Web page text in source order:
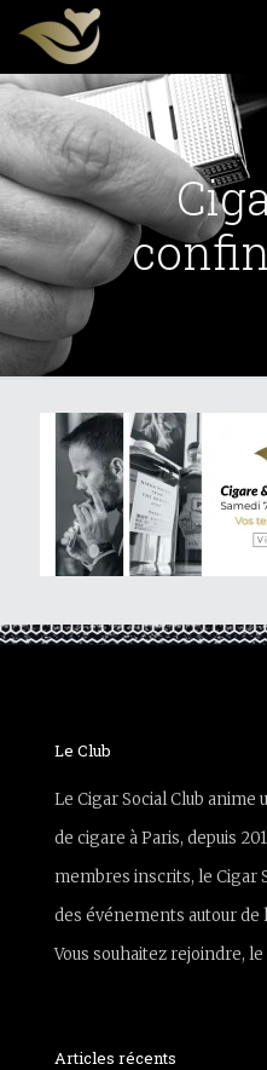
Le Club
Le Cigar Social Club
de cigare à Paris, depuis
membres inscrits, le Cigar
des événements autour
Vous souhaitez rejoindre,
Articles récents